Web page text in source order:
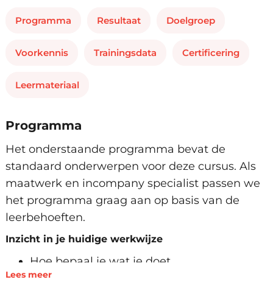
Programma Resultaat Doelgroep
Voorkennis Trainingsdata Certificering
Leermateriaal
Programma
Het onderstaande programma bevat de
standaard onderwerpen voor deze cursus. Als
maatwerk en incompany specialist passen we
het programma graag aan op basis van de
leerbehoeften.
Inzicht in je huidige werkwijze
Hoe bepaal je wat je doet
Wat zijn je tijdrovers
Lees meer